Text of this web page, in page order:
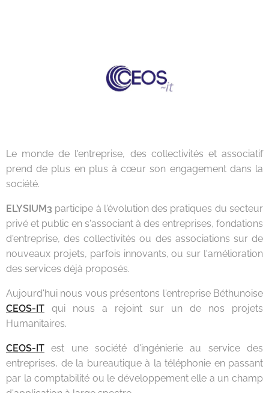
Le monde de l'entreprise, des collectivités et associatif
prend de plus en plus à cœur son engagement dans la
société.
ELYSIUM3 participe à l'évolution des pratiques du secteur
privé et public en s'associant à des entreprises, fondations
d'entreprise, des collectivités ou des associations sur de
nouveaux projets, parfois innovants, ou sur l'amélioration
des services déjà proposés.
Aujourd'hui nous vous présentons l'entreprise Béthunoise
CEOS-IT qui nous a rejoint sur un de nos projets
Humanitaires.
CEOS-IT est une société d'ingénierie au service des
entreprises, de la bureautique à la téléphonie en passant
par la comptabilité ou le développement elle a un champ